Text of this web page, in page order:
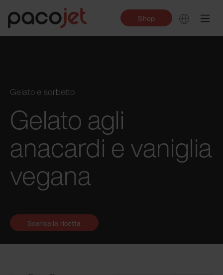
Shop
Gelato e sorbetto
Gelato agli
anacardi e vaniglia
vegana
Scarica la ricetta